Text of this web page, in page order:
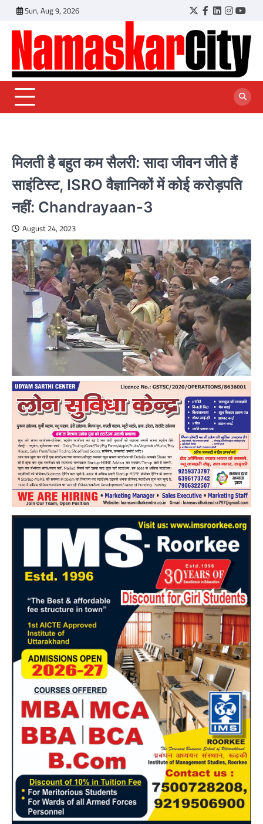
content
Sun, Aug 9, 2026 Twitter
Facebook
LinkedIn
मिलती है बहुत कम सैलरी: सादा जीवन जीते हैं
साइंटिस्ट, ISRO वैज्ञानिकों में कोई करोड़पति
नहीं: Chandrayaan-3
August 24, 2023